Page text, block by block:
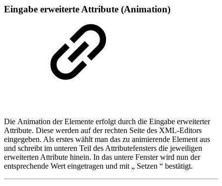
Eingabe erweiterte Attribute (Animation)
Die Animation der Elemente erfolgt durch die Eingabe erweiterter
Attribute. Diese werden auf der rechten Seite des XML-Editors
eingegeben. Als erstes wählt man das zu animierende Element aus
und schreibt im unteren Teil des Attributefensters die jeweiligen
erweiterten Attribute hinein. In das untere Fenster wird nun der
entsprechende Wert eingetragen und mit „ Setzen “ bestätigt.